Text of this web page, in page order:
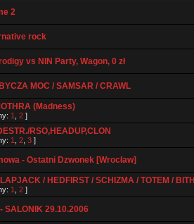
2
rock
vs NIN Party, Wagon, 0 zł
MOC / SAMSAR / CRAWL
(Madness)
1 2 ]
RSO,HEADUP,CLON
1 2 3 ]
- Ostatni Dzwonek [Wrocław]
/ HEDFIRST / SCHIZMA / TOTEM / BITH
1 2 ]
SALONIK 29.10.2006